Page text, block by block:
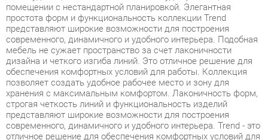
дизайна и четкого изгиба линий. Это отличное решение для
обеспечения комфортных условий для работы. Коллекция
позволяет создать удобное рабочее место и зону для
хранения с максимальным комфортом. Лаконичность форм,
строгая четкость линий и функциональность изделий
представляют широкие возможности для построения
современного, динамичного и удобного интерьера. Trend - это
отличное решение для обеспечения комфортных условий для
работы, а также современное и качественное оснащение для
офиса в формате open-space, переговорной зоны и
отдельного кабинета, позволяющее оптимизировать
пространство без ущерба для функциональности и удобства.
Широкая база элементов позволит создать полноценный